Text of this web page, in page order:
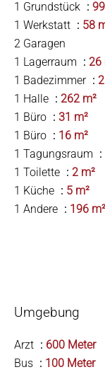
1 Grundstück
1 Werkstatt
58
2 Garagen
1 Lagerraum
26
1 Badezimmer
1 Halle
262 m²
1 Büro
31 m²
1 Büro
16 m²
1 Tagungsraum
1 Toilette
2 m²
1 Küche
5 m²
1 Andere
196 m²
Umgebung
Arzt
600 Meter
Bus
100 Meter